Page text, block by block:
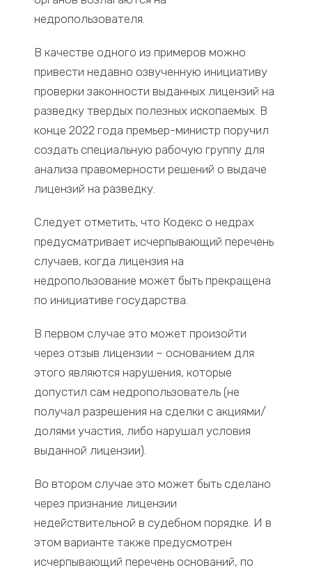
недропользователя.
В качестве одного из примеров можно
привести недавно озвученную инициативу
проверки законности выданных лицензий на
разведку твердых полезных ископаемых. В
конце 2022 года премьер-министр поручил
создать специальную рабочую группу для
анализа правомерности решений о выдаче
лицензий на разведку.
Следует отметить, что Кодекс о недрах
предусматривает исчерпывающий перечень
случаев, когда лицензия на
недропользование может быть прекращена
по инициативе государства.
В первом случае это может произойти
через отзыв лицензии – основанием для
этого являются нарушения, которые
допустил сам недропользователь (не
получал разрешения на сделки с акциями/
долями участия, либо нарушал условия
выданной лицензии).
Во втором случае это может быть сделано
через признание лицензии
недействительной в судебном порядке. И в
этом варианте также предусмотрен
исчерпывающий перечень оснований, по